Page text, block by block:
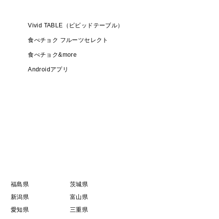
Vivid TABLE（ビビッドテーブル）
食べチョク フルーツセレクト
食べチョク&more
Androidアプリ
福島県
茨城県
新潟県
富山県
愛知県
三重県